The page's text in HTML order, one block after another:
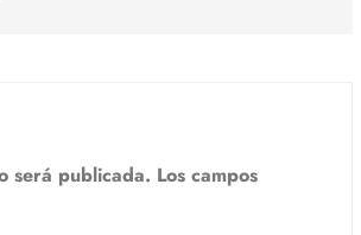
será publicada. Los campos